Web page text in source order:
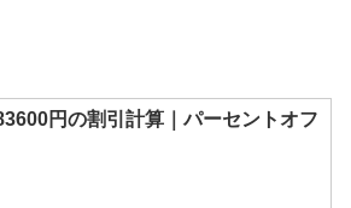
円の割引計算｜パーセントオフ